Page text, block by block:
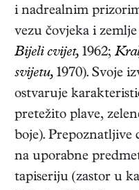
i nadrealnim
vezu čovjeka i zemlje
Bijeli cvijet, 1962;
svijetu, 1970). Svoje
ostvaruje
pretežito plave,
boje). Prepoznatljive
na uporabne
tapiseriju (zastor u